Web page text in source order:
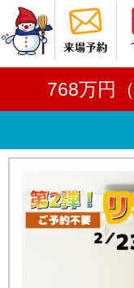
768万円（